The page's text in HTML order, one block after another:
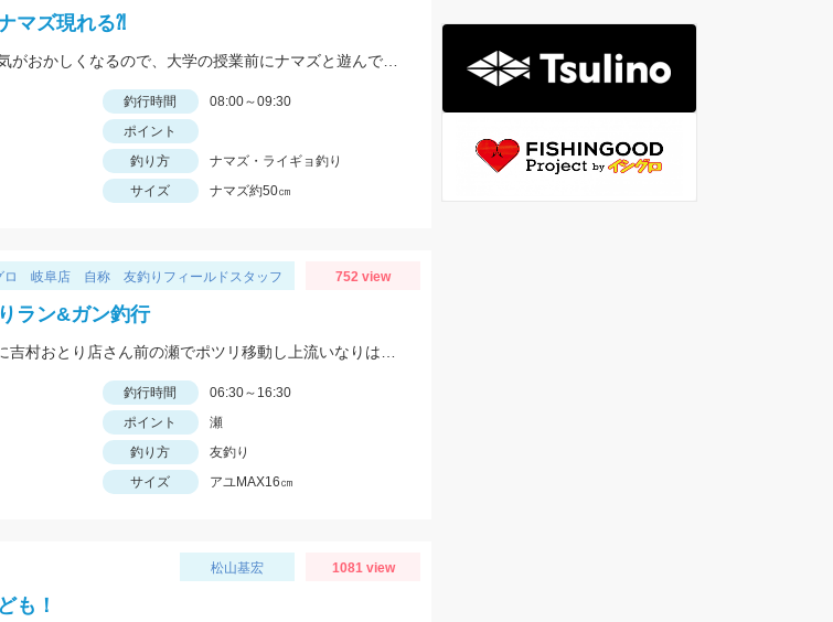
マズ現れる⁈
釣行時間
08:00～09:30
ポイント
釣り方
ナマズ・ライギョ釣り
サイズ ナマズ約50㎝
ロ 岐阜店 自称 友釣りフィールドスタッフ 752 view
ラン&ガン釣行
釣行時間
06:30～16:30
ポイント
瀬
釣り方
友釣り
サイズ アユMAX16㎝
松山基宏 1081 view
も！